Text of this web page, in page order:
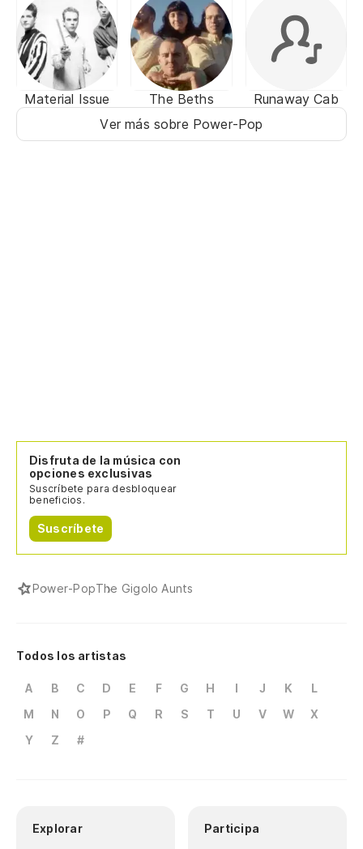
Material Issue The Beths
Runaway Cab
Ver más sobre Power-Pop
Disfruta de la música con
opciones exclusivas
Suscríbete para desbloquear
beneficios.
Suscríbete
Power-PopThe Gigolo Aunts
Todos los artistas
A B C D E F G H I J K
L
M
N O P Q R S T U V W
X
Y
Z #
Explorar Participa